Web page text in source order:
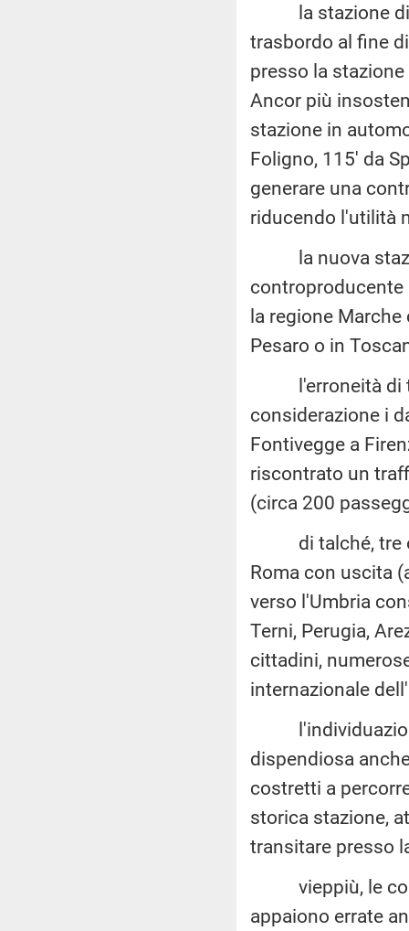
la stazione di
trasbordo al fine
presso la
Ancor più
stazione in
Foligno, 115' da
generare una
riducendo l'utilità
la nuova
la regione
Pesaro o in
l'erroneità di
considerazione i
Fontivegge a
riscontrato un
(circa 200
di talché, tre o
Roma con uscita
verso l'Umbria
Terni, Perugia,
cittadini,
internazionale
l'individuazione
dispendiosa
costretti a
storica stazione,
transitare presso
vieppiù, le
appaiono errate